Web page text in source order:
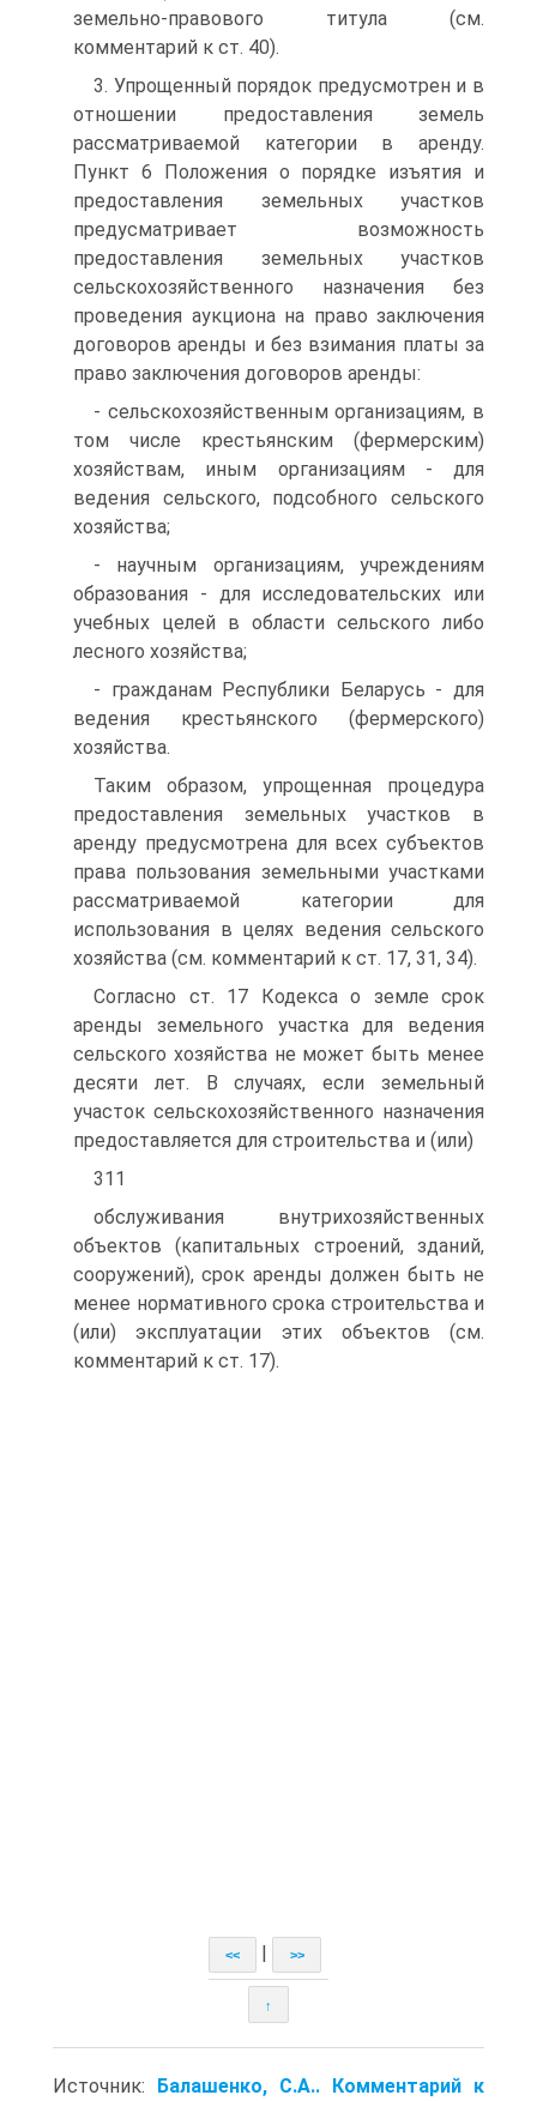
земельно-правового титула (см.
комментарий к ст. 40).
3. Упрощенный порядок предусмотрен и в
отношении пре­доставления земель
рассматриваемой категории в аренду.
Пункт 6 Положения о порядке изъятия и
предоставления земельных уча­стков
предусматривает возможность
предоставления земельных участков
сельскохозяйственного назначения без
проведения аук­циона на право заключения
договоров аренды и без взимания платы за
право заключения договоров аренды:
- сельскохозяйственным организациям, в
том числе крес­тьянским (фермерским)
хозяйствам, иным организациям - для
ведения сельского, подсобного сельского
хозяйства;
- научным организациям, учреждениям
образования - для исследовательских или
учебных целей в области сельского либо
лесного хозяйства;
- гражданам Республики Беларусь - для
ведения крестьян­ского (фермерского)
хозяйства.
Таким образом, упрощенная процедура
предоставления зе­мельных участков в
аренду предусмотрена для всех субъектов
права пользования земельными участками
рассматриваемой ка­тегории для
использования в целях ведения сельского
хозяй­ства (см. комментарий к ст. 17, 31, 34).
Согласно ст. 17 Кодекса о земле срок
аренды земельного участка для ведения
сельского хозяйства не может быть менее
десяти лет. В случаях, если земельный
участок сельскохозяй­ственного назначения
предоставляется для строительства и (или)
311
обслуживания внутрихозяйственных
объектов (капитальных строений, зданий,
сооружений), срок аренды должен быть не
ме­нее нормативного срока строительства и
(или) эксплуатации этих объектов (см.
комментарий к ст. 17).
<< >>
↑
Источник: Балашенко, С.А.. Комментарий к